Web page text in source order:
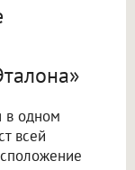
в одном
всей